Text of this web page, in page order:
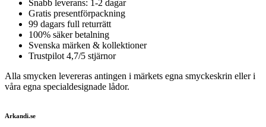
Snabb leverans: 1-2 dagar
Gratis presentförpackning
99 dagars full returrätt
100% säker betalning
Svenska märken & kollektioner
Trustpilot 4,7/5 stjärnor
Alla smycken levereras antingen i märkets egna smyckeskrin eller i
våra egna specialdesignade lådor.
Arkandi.se